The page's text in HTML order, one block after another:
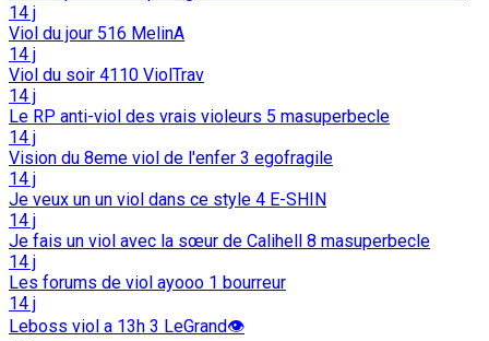
14 j
Viol du jour 516 MelinA
14 j
Viol du soir 4110 ViolTrav
14 j
Le RP anti-viol des vrais violeurs 5 masuperbecle
14 j
Vision du 8eme viol de l'enfer 3 egofragile
14 j
Je veux un un viol dans ce style 4 E-SHIN
14 j
Je fais un viol avec la sœur de Calihell 8 masuperbecle
14 j
Les forums de viol ayooo 1 bourreur
14 j
Leboss viol a 13h 3 LeGrand👁️